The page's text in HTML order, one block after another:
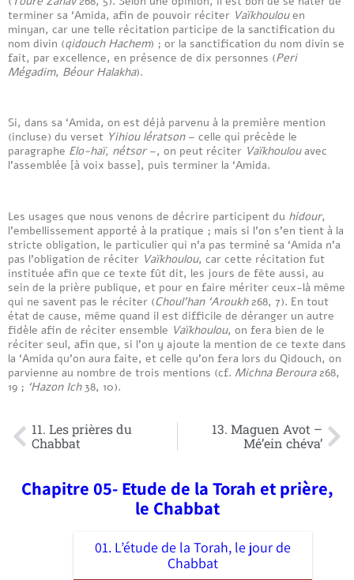
terminer sa ‘Amida, afin de pouvoir réciter Vaïkhoulouen
minyan, car une telle récitation participe de la sanctification du
nom divin (qidouch Hachem) ; or la sanctification du nom divin se
fait, par excellence, en présence de dix personnes (Peri
Mégadim, Béour Halakha).
Si, dans sa ‘Amida, on est déjà parvenu à la première mention
(incluse) du verset Yihiou lératson– celle qui précède le
paragraphe Elo-haï, nétsor –, on peut réciter Vaïkhoulouavec
l’assemblée [à voix basse], puis terminer la ‘Amida.
Les usages que nous venons de décrire participent du hidour,
l’embellissement apporté à la pratique ; mais si l’on s’en tient à la
stricte obligation, le particulier qui n’a pas terminé sa ‘Amida n’a
pas l’obligation de réciter Vaïkhoulou, car cette récitation fut
instituée afin que ce texte fût dit, les jours de fête aussi, au
sein de la prière publique, et pour en faire mériter ceux-là même
qui ne savent pas le réciter (Choul’han ‘Aroukh268, 7). En tout
état de cause, même quand il est difficile de déranger un autre
fidèle afin de réciter ensemble Vaïkhoulou, on fera bien de le
réciter seul, afin que, si l’on y ajoute la mention de ce texte dans
la ‘Amida qu’on aura faite, et celle qu’on fera lors du Qidouch, on
parvienne au nombre de trois mentions (cf. Michna Beroura268,
19 ; ‘Hazon Ich38, 10).
11. Les prières du
Chabbat
13. Maguen Avot –
Mé’ein chéva’
Chapitre 05- Etude de la Torah et prière,
le Chabbat
01. L’étude de la Torah, le jour de
Chabbat